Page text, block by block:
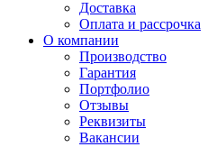
Доставка
Оплата и рассрочка
О компании
Производство
Гарантия
Портфолио
Отзывы
Реквизиты
Вакансии